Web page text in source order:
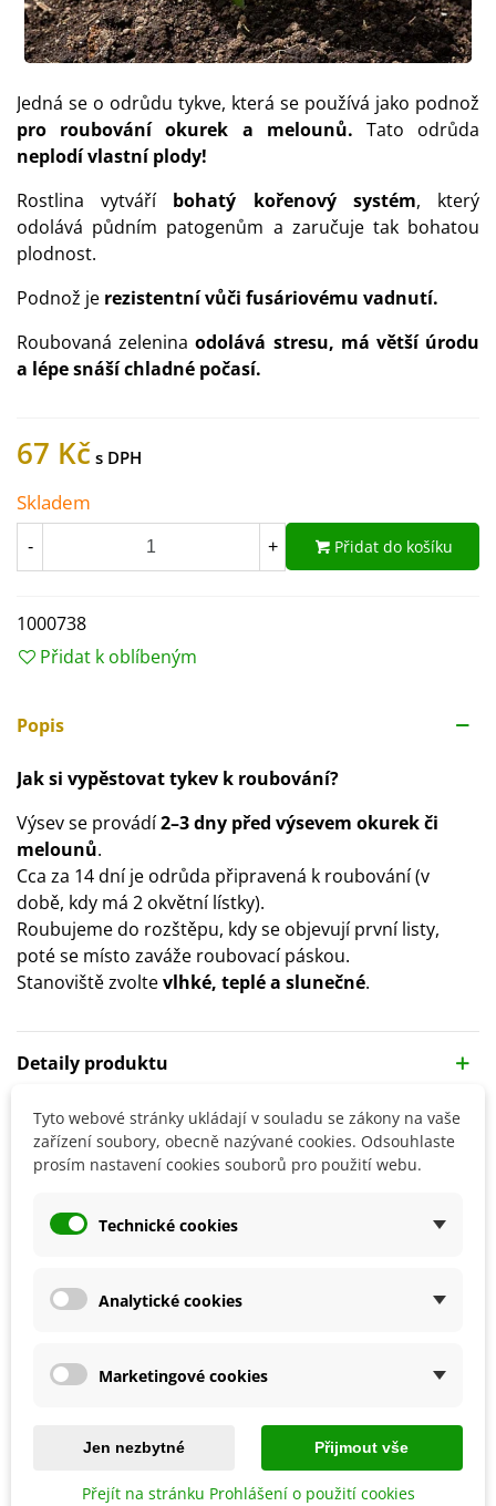
Jedná se o odrůdu tykve, která se používá jako podnož
pro roubování okurek a melounů. Tato odrůda
neplodí vlastní plody!
Rostlina vytváří bohatý kořenový systém, který
odolává půdním patogenům a zaručuje tak bohatou
plodnost.
Podnož je rezistentní vůči fusáriovému vadnutí.
Roubovaná zeleninaodolává stresu, má větší úrodu
a lépe snáší chladné počasí.
67 Kč
Skladem
- + Přidat do košíku
1000738
Přidat k oblíbeným
Popis
Jak si vypěstovat tykev k roubování?
Výsev se provádí2–3 dny před výsevem okurek či
melounů.
Cca za 14 dní je odrůda připravená k roubování (v
době, kdy má 2 okvětní lístky).
Roubujeme do rozštěpu, kdy se objevují první listy,
poté se místo zaváže roubovací páskou.
Stanoviště zvoltevlhké, teplé a slunečné.
Detaily produktu
SOUVISEJÍCÍ PRODUKTY
půdě - biostimulant - AgroBio
Přidat do košíku
Slimex - Ochrana rostlin před
slimáky - 100 g
Tyto webové stránky ukládají v souladu se zákony na vaše
zařízení soubory, obecně nazývané cookies. Odsouhlaste
prosím nastavení cookies souborů pro použití webu.
Technické cookies
Analytické cookies
Marketingové cookies
Jen nezbytné Přijmout vše
Přejít na stránku Prohlášení o použití cookies